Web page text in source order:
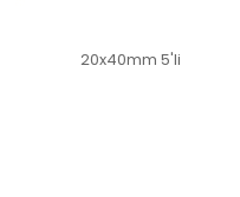
20x40mm 5'li